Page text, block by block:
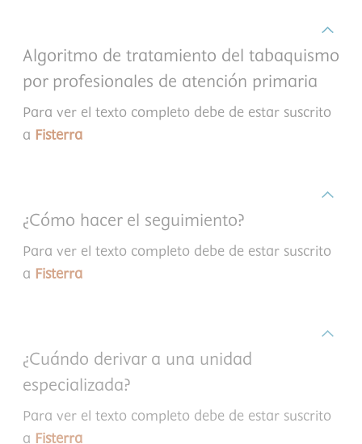
Algoritmo de tratamiento del tabaquismo
por profesionales de atención primaria
Para ver el texto completo debe de estar suscrito
a Fisterra
¿Cómo hacer el seguimiento?
Para ver el texto completo debe de estar suscrito
a Fisterra
¿Cuándo derivar a una unidad
especializada?
Para ver el texto completo debe de estar suscrito
a Fisterra